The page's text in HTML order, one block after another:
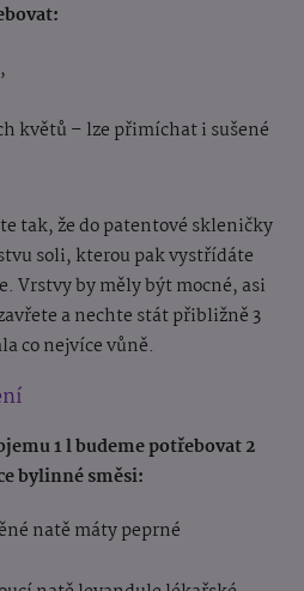
květů – lze přimíchat i sušené
tak, že do patentové skleničky
soli, kterou pak vystřídáte
Vrstvy by měly být mocné, asi
a nechte stát přibližně 3
co nejvíce vůně.
1 l budeme potřebovat 2
bylinné směsi:
natě máty peprné